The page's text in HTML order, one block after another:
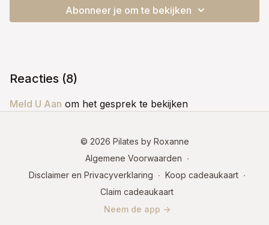
programma wilt bereiken.Abonneer je om te bekijken
Reacties (8)
Meld U Aan om het gesprek te bekijken
© 2026 Pilates by Roxanne
Algemene Voorwaarden ∙
Disclaimer en Privacyverklaring ∙ Koop cadeaukaart ∙
Claim cadeaukaart
Neem de app ->